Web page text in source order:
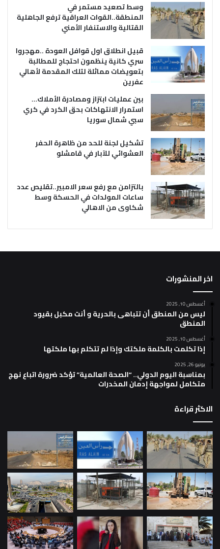
وسط تصعيد مستمر في
المنطقة..القوات العراقية ترفع الجاهلية
القتالية والاستنفار الأمني
قبيل انطلاق اول قوافل العودة ..مهجروا
سري كانية ينظمون احتجاج للمطالبة
بتعويضات مماثلة لتلك المقدمة لأهالي
عفرين
بين عمليات ابتزاز ومصادرة الأملاك…
استمرار الانتهاكات بحق الكرد في كري
سبي شمال سوريا
تشكيل لجنة للحد من ظاهرة الحفر
العشوائي للآبار في قامشلو
بالتزامن مع رفع سعر الامبير..تقليص عدد
ساعات المولدات في الحسكة وسط
شكاوى من الاهالي
اخر المنشورات
أغسطس 10, 2025
ليس من المنطق أن تتباهى بالحرية و أنت مكبل بقيود
المنطق
أغسطس 10, 2025
إذا تكلمت بالكلمة ملكتك وإذا لم تتكلم بها ملكتها
يونيو 26, 2025
بمناسبة اليوم الدولي.. “الصحة العالمية” تؤكد ضرورة اتباع نهج
متكامل لمواجهة إدمان المخدرات
الاكثر قراءة